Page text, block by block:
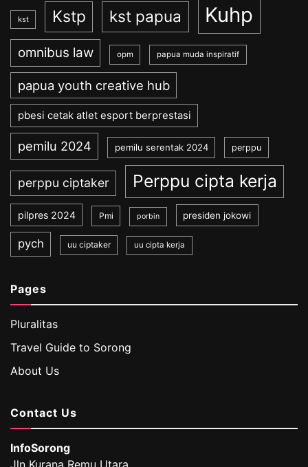
kst Kstp kst papua Kuhp
omnibus law opm papua muda inspiratif
papua youth creative hub
pbesi cetak atlet esport berprestasi
pemilu 2024 pemilu serentak 2024 perppu
perppu ciptaker Perppu cipta kerja
pilpres 2024 Pmi porbin presiden jokowi
pych uu ciptaker uu cipta kerja
Pages
Pluralitas
Travel Guide to Sorong
About Us
Contact Us
InfoSorong